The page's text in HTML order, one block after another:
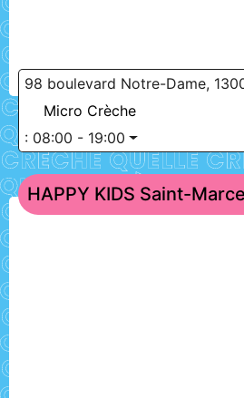
98 boulevard Notre-Dame,
Micro Crèche
: 08:00 - 19:00
HAPPY KIDS Saint-